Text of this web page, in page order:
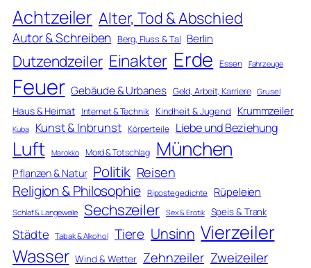
Achtzeiler Alter, Tod & Abschied
Autor & Schreiben Berg, Fluss & Tal Berlin
Dutzendzeiler Einakter Erde Essen Fahrzeuge
Feuer Gebäude & Urbanes Geld, Arbeit, Karriere Grusel
Haus & Heimat Internet & Technik Kindheit & Jugend Krummzeiler
Kuba Kunst & Inbrunst Körperteile Liebe und Beziehung
Luft Marokko Mord & Totschlag München
Pflanzen & Natur Politik Reisen
Religion & Philosophie Ripostegedichte Rüpeleien
Schlaf & Langeweile Sechszeiler Sex & Erotik Speis & Trank
Städte Tabak & Alkohol Tiere Unsinn Vierzeiler
Wasser Wind & Wetter Zehnzeiler Zweizeiler